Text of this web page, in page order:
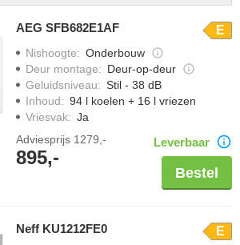
AEG SFB682E1AF E
Nishoogte: Onderbouw
Deur montage: Deur-op-deur
Geluidsniveau: Stil - 38 dB
Inhoud: 94 l koelen + 16 l vriezen
Vriesvak: Ja
Adviesprijs 1279,-
895,-
Leverbaar
Bestel
Neff KU1212FE0 E